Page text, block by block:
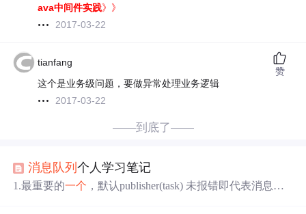
ava中间件实践》》
2017-03-22
tianfang
这个是业务级问题，要做异常处理业务逻辑
2017-03-22
赞
——到底了——
消息队列个人学习笔记
1.最重要的一个 ，默认publisher(task) 未报错即代表消息已